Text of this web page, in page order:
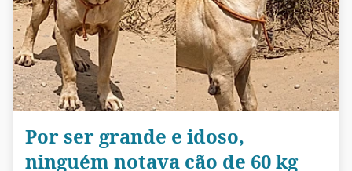
Por ser grande e idoso,
ninguém notava cão de 60 kg